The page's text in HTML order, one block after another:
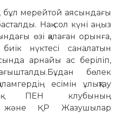
бұл мерейтой аясындағы
Нақ сол күні аңыз
өзі қалаған орынға,
нүктесі саналатын
арнайы ас беріліп,
бөлек
есімін ұлықтау
ПЕН клубының
және ҚР Жазушылар